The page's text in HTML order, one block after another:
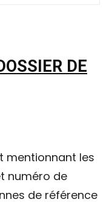
DE
mentionnant les
numéro de
de référence